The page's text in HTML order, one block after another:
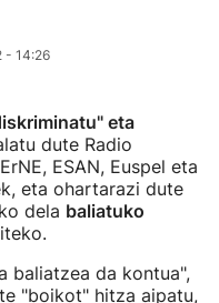
- 14:26
eta
dute Radio
ESAN, Euspel eta
eta ohartarazi dute
dela baliatuko
baliatzea da kontua",
"boikot" hitza aipatu,